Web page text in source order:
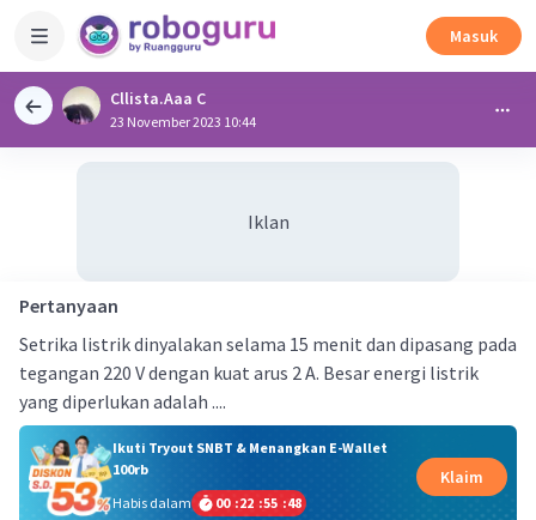
Masuk
Cllista.Aaa C
23 November 2023 10:44
Iklan
Pertanyaan
Setrika listrik dinyalakan selama 15 menit dan dipasang pada
tegangan 220 V dengan kuat arus 2 A. Besar energi listrik
yang diperlukan adalah ....
Ikuti Tryout SNBT & Menangkan E-Wallet
100rb
Habis dalam
00 :22 :55 :48
Klaim